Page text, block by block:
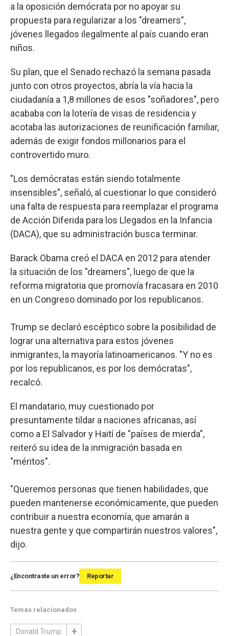
a la oposición demócrata por no apoyar su
propuesta para regularizar a los "dreamers",
jóvenes llegados ilegalmente al país cuando eran
niños.
Su plan, que el Senado rechazó la semana pasada
junto con otros proyectos, abría la vía hacia la
ciudadanía a 1,8 millones de esos "soñadores", pero
acababa con la lotería de visas de residencia y
acotaba las autorizaciones de reunificación familiar,
además de exigir fondos millonarios para el
controvertido muro.
"Los demócratas están siendo totalmente
insensibles", señaló, al cuestionar lo que consideró
una falta de respuesta para reemplazar el programa
de Acción Diferida para los Llegados en la Infancia
(DACA), que su administración busca terminar.
Barack Obama creó el DACA en 2012 para atender
la situación de los "dreamers", luego de que la
reforma migratoria que promovía fracasara en 2010
en un Congreso dominado por los republicanos.
Trump se declaró escéptico sobre la posibilidad de
lograr una alternativa para estos jóvenes
inmigrantes, la mayoría latinoamericanos. "Y no es
por los republicanos, es por los demócratas",
recalcó.
El mandatario, muy cuestionado por
presuntamente tildar a naciones africanas, así
como a El Salvador y Haití de "países de mierda",
reiteró su idea de la inmigración basada en
"méritos".
"Queremos personas que tienen habilidades, que
pueden mantenerse económicamente, que pueden
contribuir a nuestra economía, que amarán a
nuestra gente y que compartirán nuestros valores",
dijo.
¿Encontraste un error? Reportar
Temas relacionados
Donald Trump